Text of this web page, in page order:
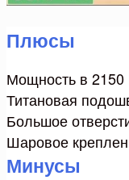
Плюсы
Мощность в 2150
Титановая
Большое
Шаровое
Минусы